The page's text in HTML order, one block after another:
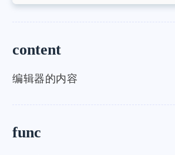
content
编辑器的内容
func